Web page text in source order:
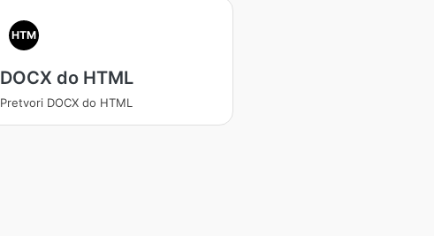
HTM
DOCX do HTML
Pretvori DOCX do HTML